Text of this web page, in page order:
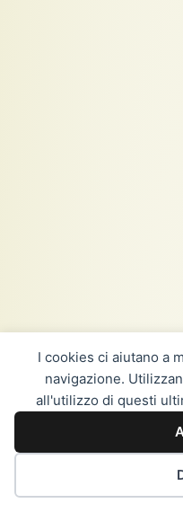
I cookies ci aiutano a
navigazione.
all'utilizzo di questi